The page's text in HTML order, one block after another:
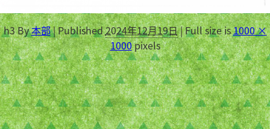
h3By本部|Published2024年12月19日|Full size is1000 ×
1000pixels